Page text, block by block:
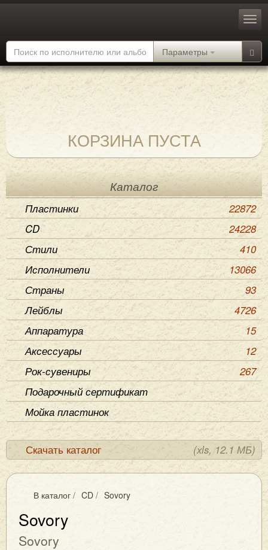
Параметры
КОРЗИНА ПУСТА
Каталог
Пластинки
22872
CD
24228
Стили
410
Исполнители
13066
Страны
93
Лейблы
4726
Аппаратура
15
Аксессуары
12
Рок-сувениры
267
Подарочный сертификат
Мойка пластинок
Скачать каталог (xls, 12.1 МБ)
В каталог / CD / Sovory
Sovory
Sovory